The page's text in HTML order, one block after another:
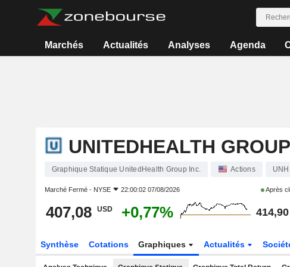
Marchés Actualités Analyses Agenda
UNITEDHEALTH
Graphique Statique UnitedHealth Group Inc. Actions UNH
Marché Fermé - NYSE 22:00:02 07/08/2026 Après
407,08 USD +0,77% 414,90
Synthèse Cotations Graphiques Actualités